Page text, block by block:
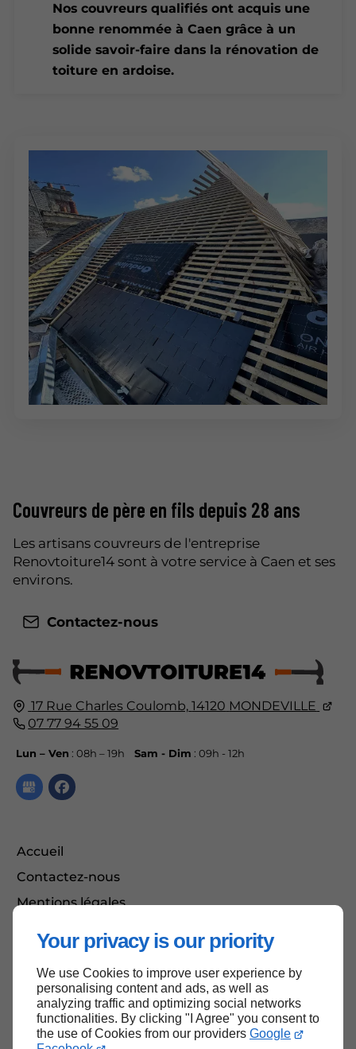
Your privacy is our priority
We use Cookies to improve user experience by
personalising content and ads, as well as
analyzing traffic and optimizing social networks
functionalities. By clicking "I Agree" you consent to
the use of Cookies from our providers Google
Nos couvreurs qualifiés ont acquis une
bonne renommée à Caen grâce à un
solide savoir-faire dans la rénovation de
toiture en ardoise.
17 Rue Charles Coulomb, 14120 MONDEVILLE
07 77 94 55 09
Lun – Ven : 08h – 19h Sam - Dim : 09h - 12h
Accueil
Contactez-nous
Mentions légales
Couvreurs de père en fils depuis 28 ans
Les artisans couvreurs de l'entreprise
Renovtoiture14 sont à votre service à Caen et ses
environs.
Contactez-nous
Haut de page